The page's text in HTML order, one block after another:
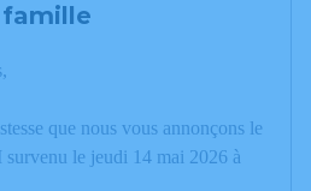
famille
que nous vous annonçons le
le jeudi 14 mai 2026 à